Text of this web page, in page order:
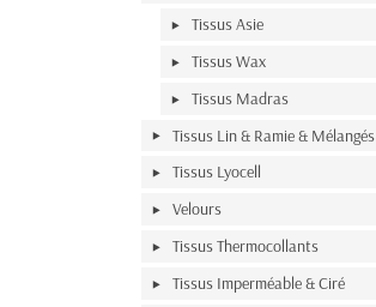
Tissus Asie
Tissus Wax
Tissus Madras
Tissus Lin & Ramie & Mélangés
Tissus Lyocell
Velours
Tissus Thermocollants
Tissus Imperméable & Ciré